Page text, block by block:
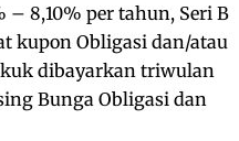
8,10% per tahun, Seri B
kupon Obligasi dan/atau
dibayarkan triwulan
Bunga Obligasi dan